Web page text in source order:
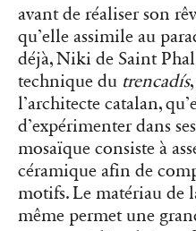
avant de réaliser son
qu’elle assimile au
déjà, Niki de Saint
technique du trencadís
l’architecte catalan,
d’expérimenter dans
mosaïque consiste à
céramique afin de
motifs. Le matériau de
même permet une